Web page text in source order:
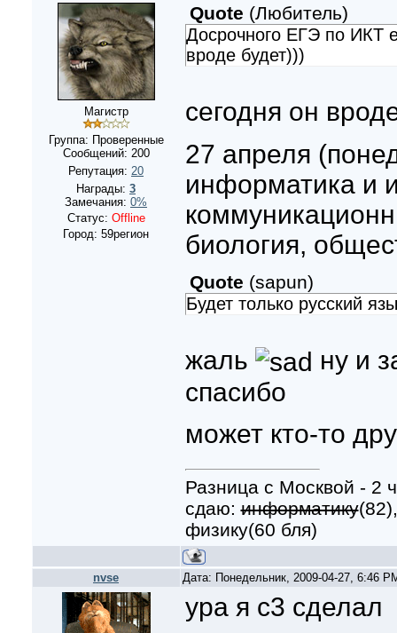
Магистр
Группа: Проверенные
Сообщений: 200
Репутация: 20
Награды: 3
Замечания: 0%
Статус: Offline
Город: 59регион
Quote (Любитель)
Досрочного ЕГЭ по ИКТ
вроде будет)))
сегодня он
27 апреля
информатика и
биология,
Quote (sapun)
Будет только русский
жаль
ну и
спасибо
может кто-то
Разница с Москвой - 2
сдаю:информатику
физику(60 бля)
nvse Дата: Понедельник, 2009-04-27, 6:46
ура я с3 сделал